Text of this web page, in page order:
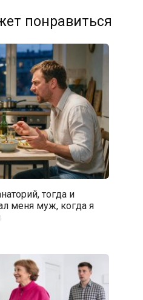
понравиться
тогда и
меня муж, когда я